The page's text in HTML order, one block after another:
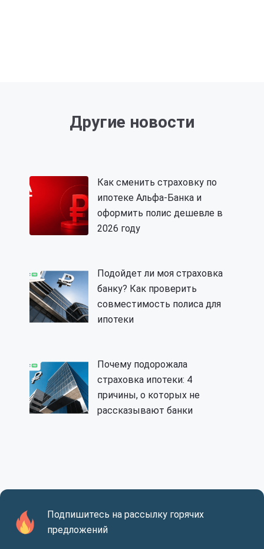
Другие новости
Как сменить страховку по
ипотеке Альфа-Банка и
оформить полис дешевле в
2026 году
Подойдет ли моя страховка
банку? Как проверить
совместимость полиса для
ипотеки
Почему подорожала
страховка ипотеки: 4
причины, о которых не
рассказывают банки
Подпишитесь на рассылку горячих
предложений